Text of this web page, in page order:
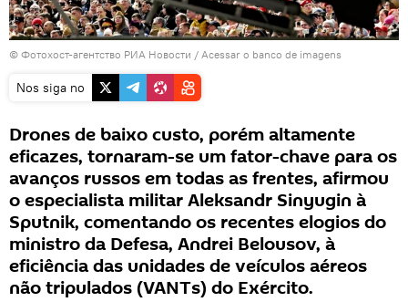
© Фотохост-агентство РИА Новости / Acessar o banco de imagens
Nos siga no
Drones de baixo custo, porém altamente
eficazes, tornaram-se um fator-chave para os
avanços russos em todas as frentes, afirmou
o especialista militar Aleksandr Sinyugin à
Sputnik, comentando os recentes elogios do
ministro da Defesa, Andrei Belousov, à
eficiência das unidades de veículos aéreos
não tripulados (VANTs) do Exército.